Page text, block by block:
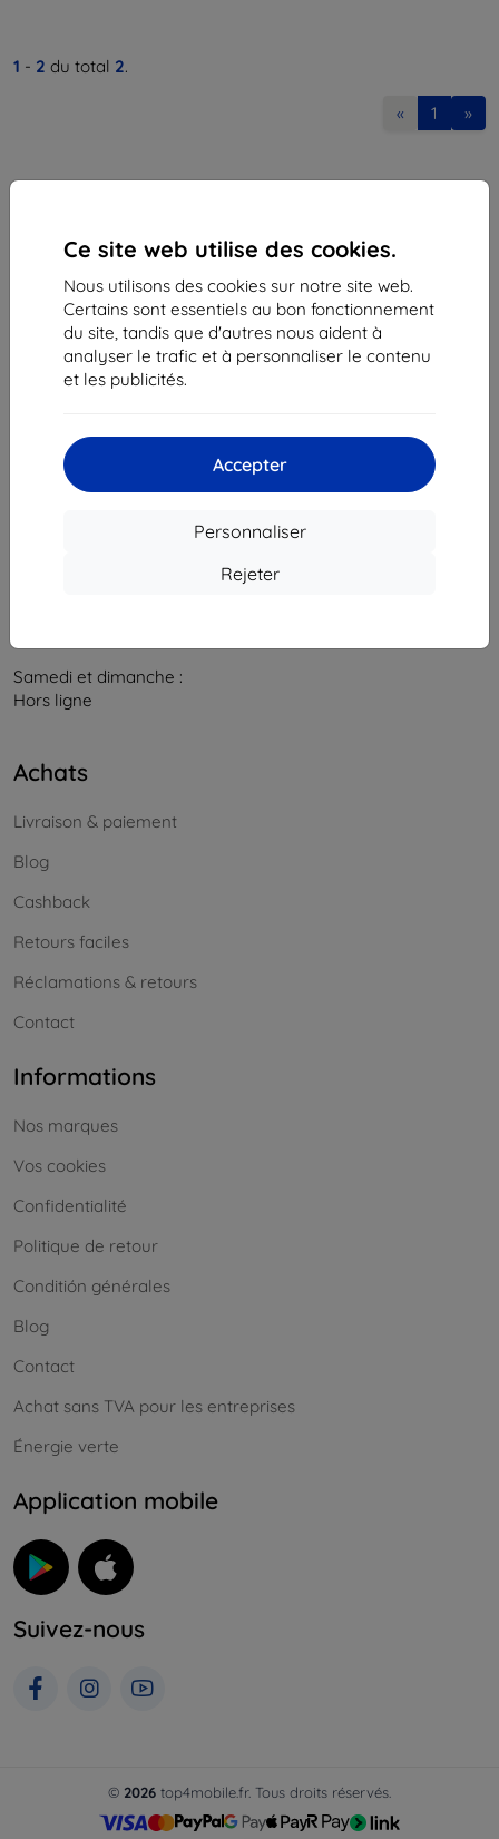
Ce site web utilise des cookies.
Nous utilisons des cookies sur notre site web.
Certains sont essentiels au bon fonctionnement
du site, tandis que d'autres nous aident à
analyser le trafic et à personnaliser le contenu
et les publicités.
Accepter
Personnaliser
Rejeter
1 - 2 du total 2.
« 1 »
Shield-Sk s.r.o.
Ulica Rudolfa Mocka 3750/2A
841 04 Bratislava
Numéro d’identification d’entreprise :
Contacts
Samedi et dimanche :
Hors ligne
Achats
Livraison & paiement
Blog
Cashback
Retours faciles
Réclamations & retours
Contact
Informations
Nos marques
Vos cookies
Confidentialité
Politique de retour
Conditión générales
Blog
Contact
Achat sans TVA pour les entreprises
Énergie verte
Application mobile
Suivez-nous
© 2026 top4mobile.fr. Tous droits réservés.